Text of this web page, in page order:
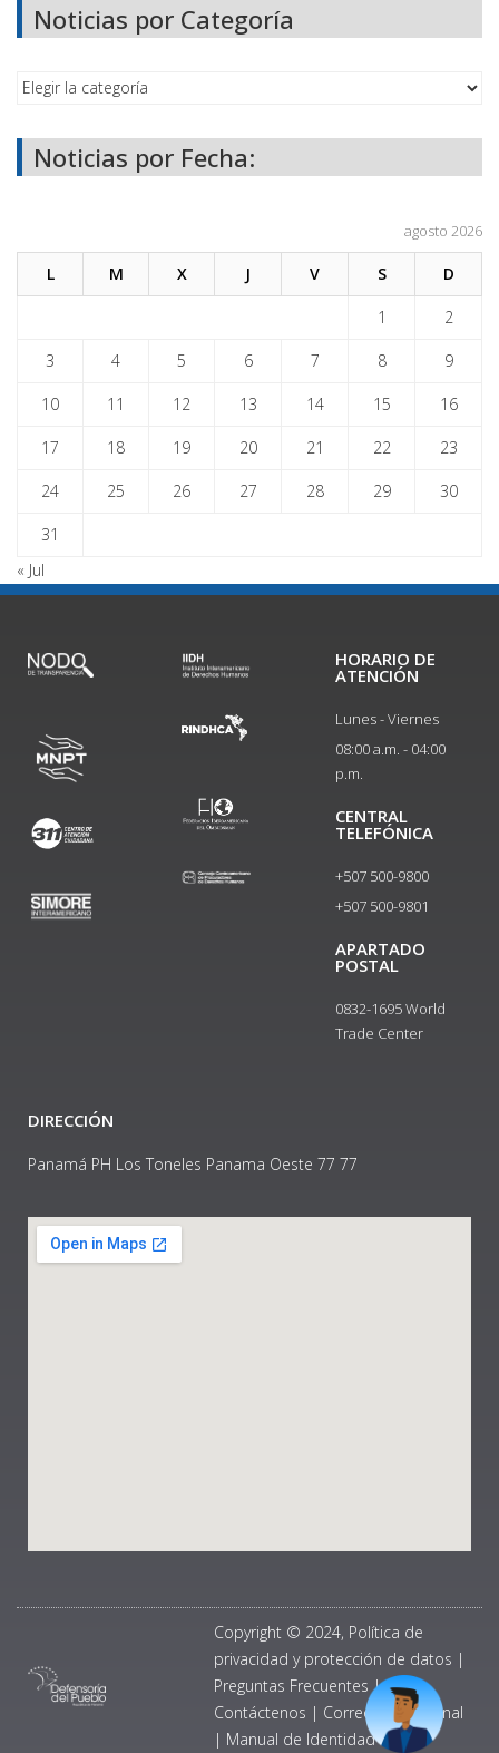
Noticias por Categoría
Noticias por Fecha:
agosto 2026
L M X J V S D
1 2
3 4 5 6 7 8 9
10 11 12 13 14 15 16
17 18 19 20 21 22 23
24 25 26 27 28 29 30
31
« Jul
HORARIO DE
ATENCIÓN
Lunes - Viernes
08:00 a.m. - 04:00
p.m.
CENTRAL
TELEFÓNICA
+507 500-9800
+507 500-9801​
APARTADO
POSTAL
0832-1695 World
Trade Center
DIRECCIÓN
Panamá PH Los Toneles Panama Oeste 77 77
Copyright © 2024, Política de
privacidad y protección de datos |
Preguntas Frecuentes |
Contáctenos | Correo Institucional
| Manual de Identidad Visual